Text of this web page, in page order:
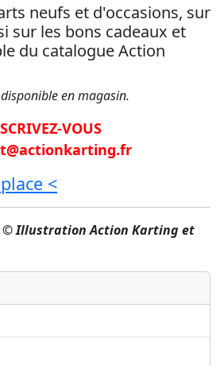
neufs et d'occasions, sur
sur les bons cadeaux et
du catalogue Action
en magasin.
VOUS
<
Illustration Action Karting et